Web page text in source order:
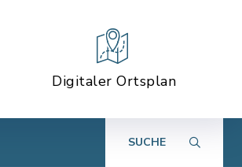
Digitaler Ortsplan
SUCHE